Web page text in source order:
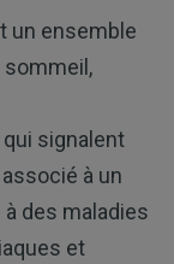
un ensemble
sommeil,
signalent
à un
des maladies
et